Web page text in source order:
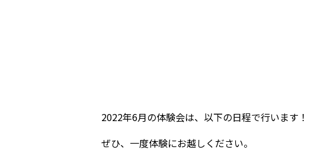
2022年6月の体験会は、以下の日程で行います！
ぜひ、一度体験にお越しください。